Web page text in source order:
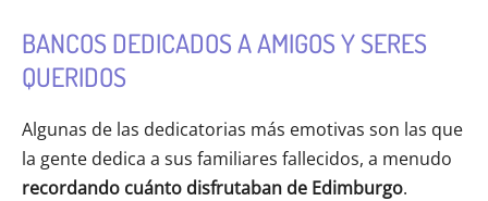
BANCOS DEDICADOS A AMIGOS Y SERES
QUERIDOS
Algunas de las dedicatorias más emotivas son las que
la gente dedica a sus familiares fallecidos, a menudo
recordando cuánto disfrutaban de Edimburgo.